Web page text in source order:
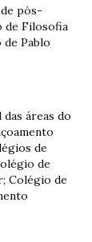
pós-
de Filosofia
de Pablo
áreas do
de
de
Colégio de